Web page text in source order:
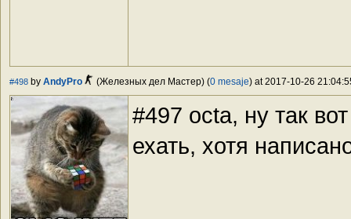
#498 by AndyPro (Железных дел Мастер) (0 mesaje) at 2017-10-26
#497 octa, ну так
ехать, хотя